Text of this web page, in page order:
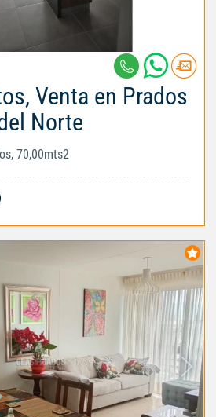
Venta en Prados
Norte
70,00mts2